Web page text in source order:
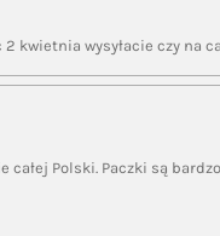
kwietnia wysyłacie czy na
całej Polski. Paczki są